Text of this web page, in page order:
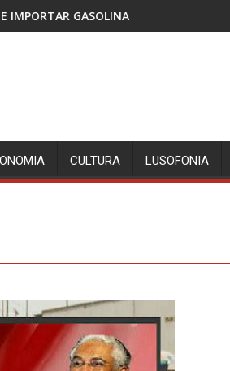
CABINDA, TERRITÓRIO SEM
CULTURA LUSOFONIA